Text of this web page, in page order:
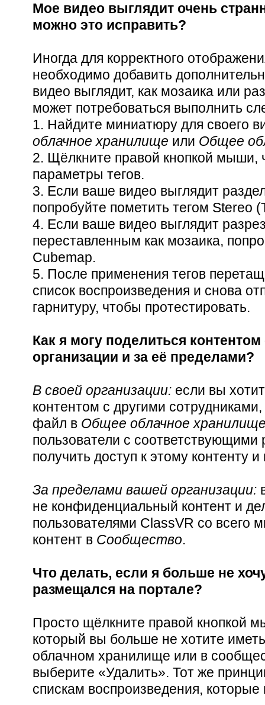
Мое видео выглядит очень
можно это исправить?
Иногда для корректного
необходимо добавить
видео выглядит, как мозаика или
может потребоваться выполнить
1. Найдите миниатюру для своего
облачное хранилище или Общее
2. Щёлкните правой кнопкой мыши,
параметры тегов.
3. Если ваше видео выглядит
попробуйте пометить тегом Stereo
4. Если ваше видео выглядит
переставленным как мозаика,
Cubemap.
5. После применения тегов
список воспроизведения и снова
гарнитуру, чтобы протестировать.
Как я могу поделиться
организации и за её пределами?
В своей организации: если вы
контентом с другими
файл в Общее облачное
пользователи с
получить доступ к этому контенту
За пределами вашей организации:
не конфиденциальный контент и
пользователями ClassVR со всего
контент в Сообщество.
Что делать, если я больше не
размещался на портале?
Просто щёлкните правой кнопкой
который вы больше не хотите
облачном хранилище или в
выберите «Удалить». Тот же
спискам воспроизведения, которые